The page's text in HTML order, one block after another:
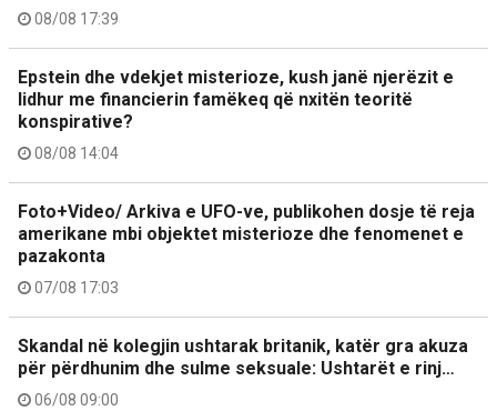
08/08 17:39
Epstein dhe vdekjet misterioze, kush janë njerëzit e
lidhur me financierin famëkeq që nxitën teoritë
konspirative?
08/08 14:04
Foto+Video/ Arkiva e UFO-ve, publikohen dosje të reja
amerikane mbi objektet misterioze dhe fenomenet e
pazakonta
07/08 17:03
Skandal në kolegjin ushtarak britanik, katër gra akuza
për përdhunim dhe sulme seksuale: Ushtarët e rinj…
06/08 09:00